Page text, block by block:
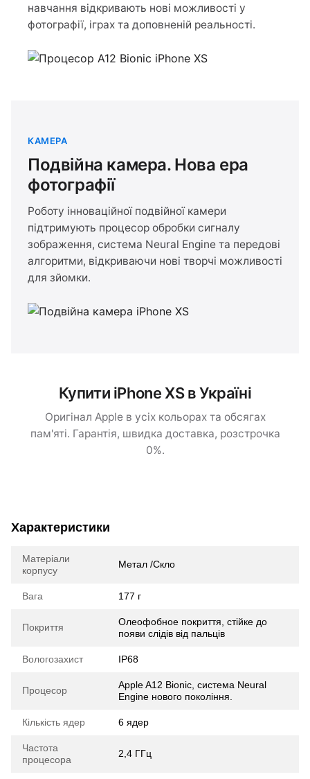
навчання відкривають нові можливості у
фотографії, іграх та доповненій реальності.
КАМЕРА
Подвійна камера. Нова ера
фотографії
Роботу інноваційної подвійної камери
підтримують процесор обробки сигналу
зображення, система Neural Engine та передові
алгоритми, відкриваючи нові творчі можливості
для зйомки.
Купити iPhone XS в Україні
Оригінал Apple в усіх кольорах та обсягах
пам'яті. Гарантія, швидка доставка, розстрочка
0%.
Характеристики
Матеріали
корпусу
Метал /Скло
Вага 177 г
Покриття
Олеофобное покриття, стійке до
появи слідів від пальців
Вологозахист IP68
Процесор
Apple A12 Bionic, система Neural
Engine нового покоління.
Кількість ядер 6 ядер
Частота
процесора
2,4 ГГц